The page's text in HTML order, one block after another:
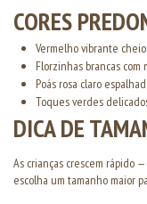
CORES
Vermelho vibrante
Florzinhas brancas com
Poás rosa claro
Toques verdes
DICA DE
As crianças crescem rápido
escolha um tamanho maior